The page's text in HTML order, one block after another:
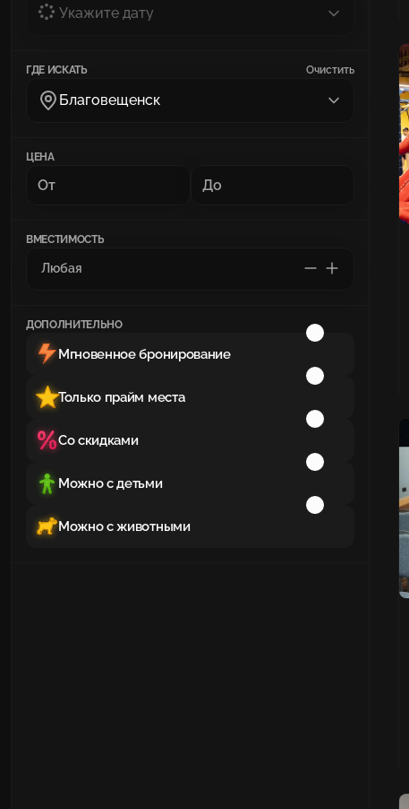
Укажите дату
ГДЕ ИСКАТЬ Очистить
Благовещенск
ЦЕНА
ВМЕСТИМОСТЬ
ДОПОЛНИТЕЛЬНО
Мгновенное бронирование
Только прайм места
Со скидками
Можно с детьми
Можно с животными